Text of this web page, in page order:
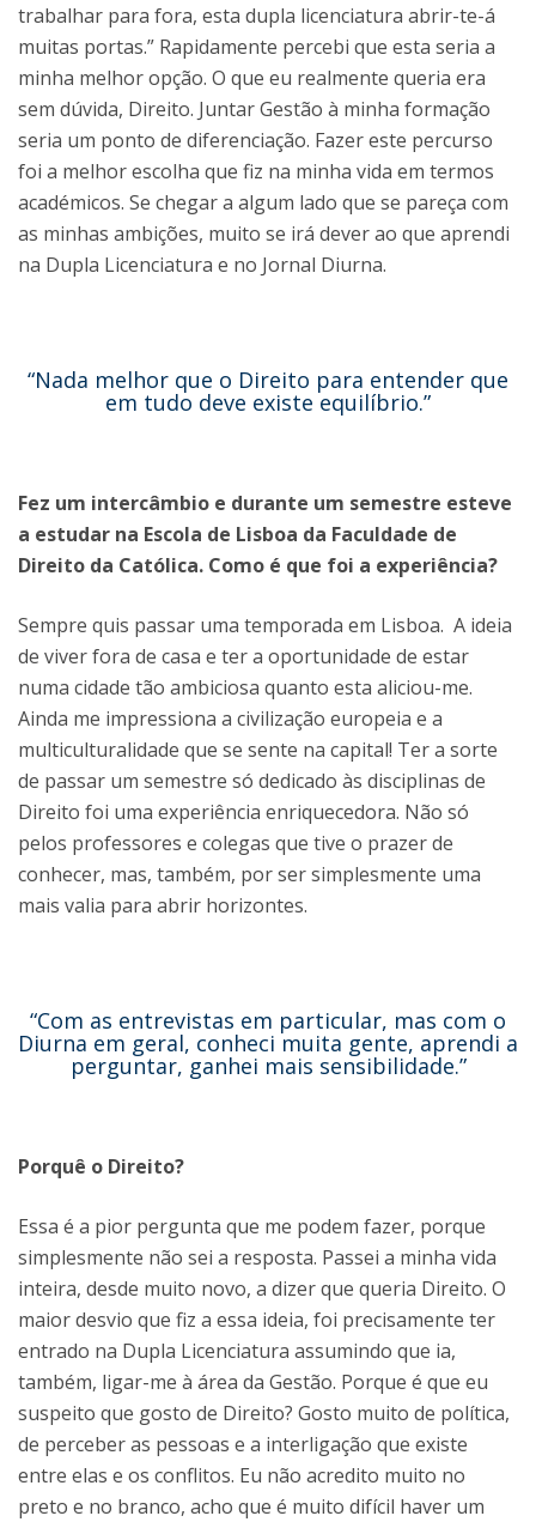
trabalhar para fora, esta dupla licenciatura abrir-te-á
muitas portas.” Rapidamente percebi que esta seria a
minha melhor opção. O que eu realmente queria era
sem dúvida, Direito. Juntar Gestão à minha formação
seria um ponto de diferenciação. Fazer este percurso
foi a melhor escolha que fiz na minha vida em termos
académicos. Se chegar a algum lado que se pareça com
as minhas ambições, muito se irá dever ao que aprendi
na Dupla Licenciatura e no Jornal Diurna.
“Nada melhor que o Direito para entender que
em tudo deve existe equilíbrio.”
Fez um intercâmbio e durante um semestre esteve
a estudar na Escola de Lisboa da Faculdade de
Direito da Católica. Como é que foi a experiência?
Sempre quis passar uma temporada em Lisboa. A ideia
de viver fora de casa e ter a oportunidade de estar
numa cidade tão ambiciosa quanto esta aliciou-me.
Ainda me impressiona a civilização europeia e a
multiculturalidade que se sente na capital! Ter a sorte
de passar um semestre só dedicado às disciplinas de
Direito foi uma experiência enriquecedora. Não só
pelos professores e colegas que tive o prazer de
conhecer, mas, também, por ser simplesmente uma
mais valia para abrir horizontes.
“Com as entrevistas em particular, mas com o
Diurna em geral, conheci muita gente, aprendi a
perguntar, ganhei mais sensibilidade.”
Porquê o Direito?
Essa é a pior pergunta que me podem fazer, porque
simplesmente não sei a resposta. Passei a minha vida
inteira, desde muito novo, a dizer que queria Direito. O
maior desvio que fiz a essa ideia, foi precisamente ter
entrado na Dupla Licenciatura assumindo que ia,
também, ligar-me à área da Gestão. Porque é que eu
suspeito que gosto de Direito? Gosto muito de política,
de perceber as pessoas e a interligação que existe
entre elas e os conflitos. Eu não acredito muito no
preto e no branco, acho que é muito difícil haver um